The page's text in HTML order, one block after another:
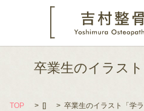
卒業生のイラスト
TOP [] 卒業生のイラスト「学ラ